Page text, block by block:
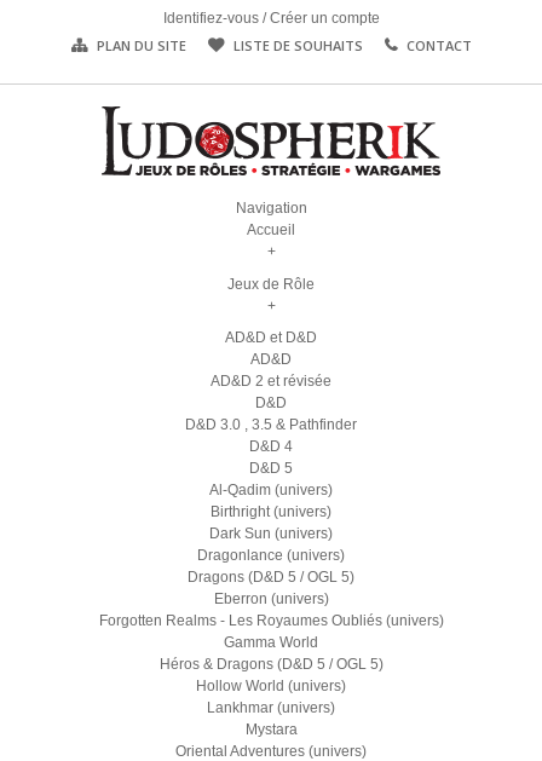
Identifiez-vous /Créer un compte
PLAN DU SITE LISTE DE SOUHAITS CONTACT
Navigation
Accueil
+
Jeux de Rôle
+
AD&D et D&D
AD&D
AD&D 2 et révisée
D&D
D&D 3.0 , 3.5 & Pathfinder
D&D 4
D&D 5
Al-Qadim (univers)
Birthright (univers)
Dark Sun (univers)
Dragonlance (univers)
Dragons (D&D 5 / OGL 5)
Eberron (univers)
Forgotten Realms - Les Royaumes Oubliés (univers)
Gamma World
Héros & Dragons (D&D 5 / OGL 5)
Hollow World (univers)
Lankhmar (univers)
Mystara
Oriental Adventures (univers)